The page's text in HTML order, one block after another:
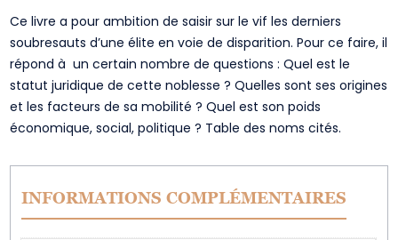
Ce livre a pour ambition de saisir sur le vif les derniers
soubresauts d’une élite en voie de disparition. Pour ce faire, il
répond à un certain nombre de questions : Quel est le
statut juridique de cette noblesse ? Quelles sont ses origines
et les facteurs de sa mobilité ? Quel est son poids
économique, social, politique ? Table des noms cités.
INFORMATIONS COMPLÉMENTAIRES